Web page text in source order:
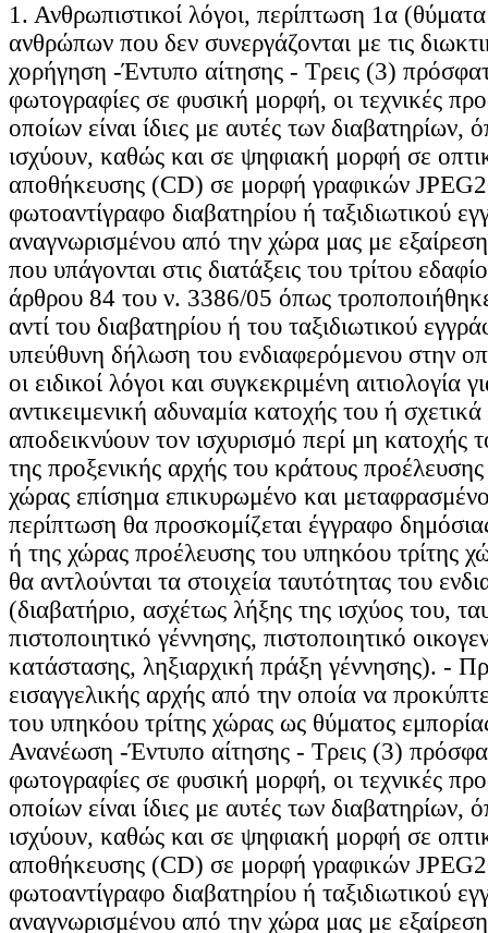
1. Ανθρωπιστικοί λόγοι, περίπτωση 1α
ανθρώπων που δεν συνεργάζονται με τις
χορήγηση -Έντυπο αίτησης - Τρεις (3)
φωτογραφίες σε φυσική μορφή, οι τεχνικές
οποίων είναι ίδιες με αυτές των
ισχύουν, καθώς και σε ψηφιακή μορφή σε
αποθήκευσης (CD) σε μορφή γραφικών
φωτοαντίγραφο διαβατηρίου ή ταξιδιωτικού
αναγνωρισμένου από την χώρα μας με εξαίρεση
που υπάγονται στις διατάξεις του τρίτου
άρθρου 84 του ν. 3386/05 όπως
αντί του διαβατηρίου ή του ταξιδιωτικού
υπεύθυνη δήλωση του ενδιαφερόμενου στην
οι ειδικοί λόγοι και συγκεκριμένη αιτιολογία
αντικειμενική αδυναμία κατοχής του ή
αποδεικνύουν τον ισχυρισμό περί μη κατοχής
της προξενικής αρχής του κράτους
χώρας επίσημα επικυρωμένο και
περίπτωση θα προσκομίζεται έγγραφο
ή της χώρας προέλευσης του υπηκόου τρίτης
θα αντλούνται τα στοιχεία ταυτότητας του
(διαβατήριο, ασχέτως λήξης της ισχύος του,
πιστοποιητικό γέννησης, πιστοποιητικό
κατάστασης, ληξιαρχική πράξη γέννησης). -
εισαγγελικής αρχής από την οποία να
του υπηκόου τρίτης χώρας ως θύματος
Ανανέωση -Έντυπο αίτησης - Τρεις (3)
φωτογραφίες σε φυσική μορφή, οι τεχνικές
οποίων είναι ίδιες με αυτές των
ισχύουν, καθώς και σε ψηφιακή μορφή σε
αποθήκευσης (CD) σε μορφή γραφικών
φωτοαντίγραφο διαβατηρίου ή ταξιδιωτικού
αναγνωρισμένου από την χώρα μας με εξαίρεση